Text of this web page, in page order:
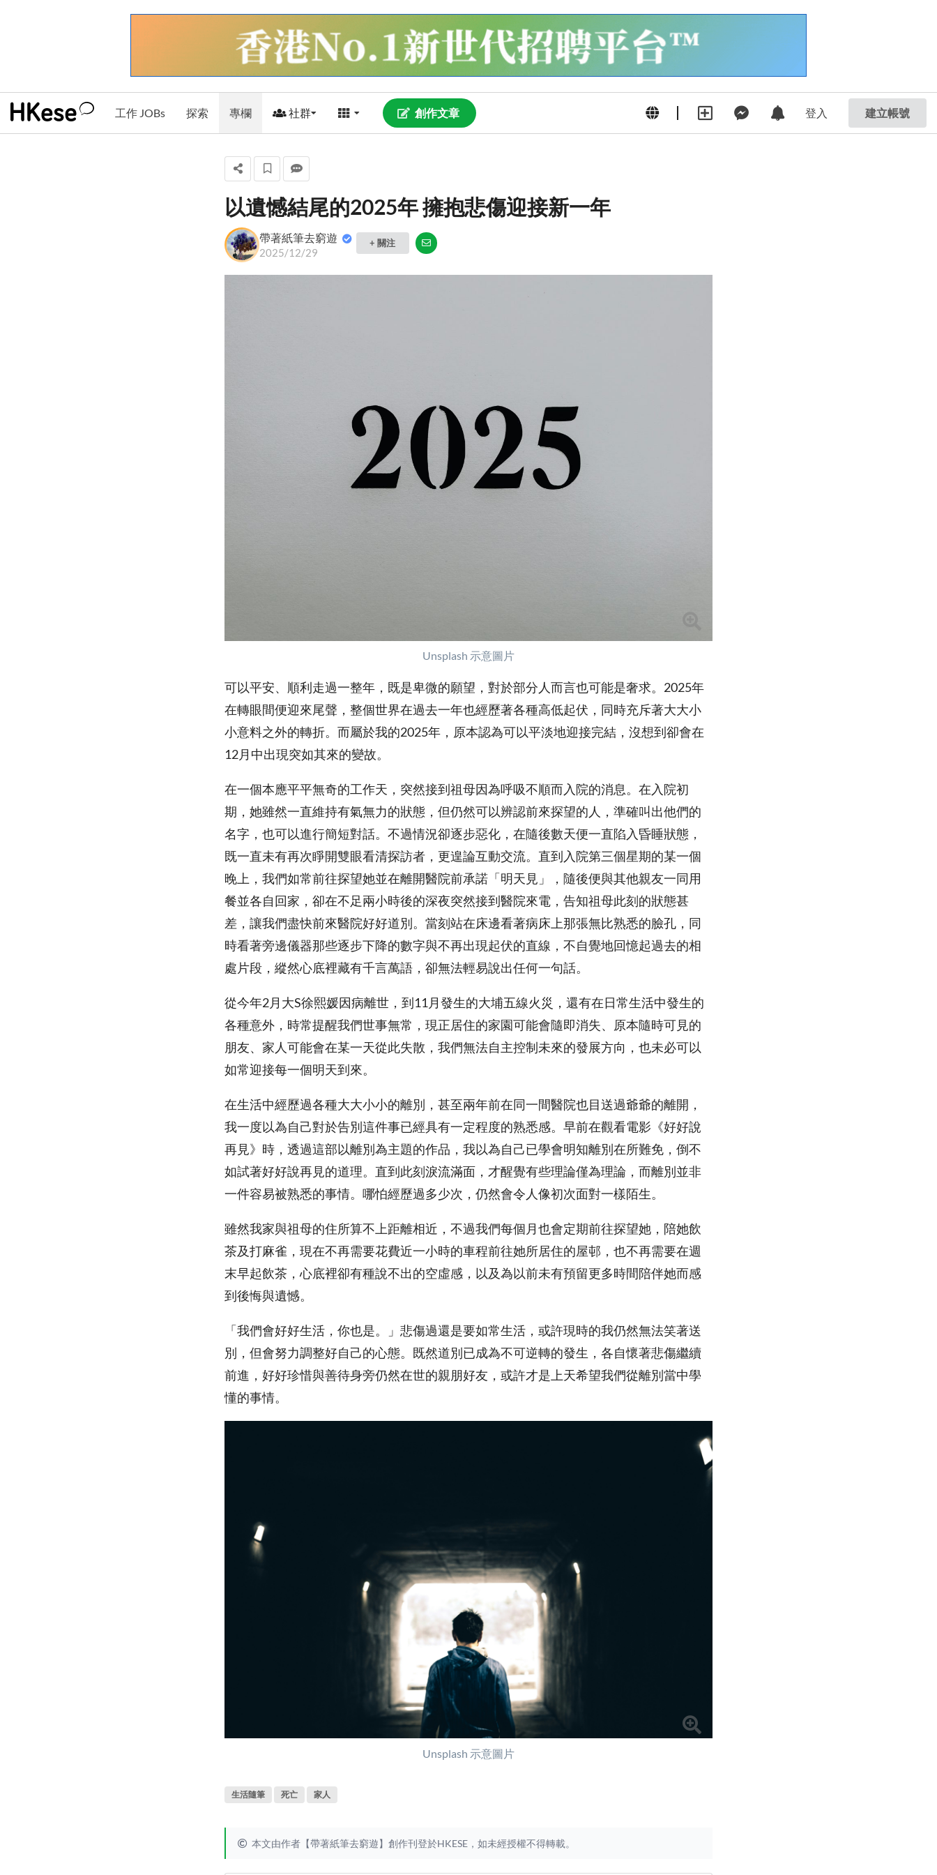
工作 JOBs 探索 專欄 社群 創作文章 登入 建立帳號
以遺憾結尾的2025年 擁抱悲傷迎接新一年
帶著紙筆去窮遊
2025/12/29
+ 關注
Unsplash 示意圖片
可以平安、順利走過一整年，既是卑微的願望，對於部分人而言也可能是奢求。2025年
在轉眼間便迎來尾聲，整個世界在過去一年也經歷著各種高低起伏，同時充斥著大大小
小意料之外的轉折。而屬於我的2025年，原本認為可以平淡地迎接完結，沒想到卻會在
12月中出現突如其來的變故。
在一個本應平平無奇的工作天，突然接到祖母因為呼吸不順而入院的消息。在入院初
期，她雖然一直維持有氣無力的狀態，但仍然可以辨認前來探望的人，準確叫出他們的
名字，也可以進行簡短對話。不過情況卻逐步惡化，在隨後數天便一直陷入昏睡狀態，
既一直未有再次睜開雙眼看清探訪者，更遑論互動交流。直到入院第三個星期的某一個
晚上，我們如常前往探望她並在離開醫院前承諾「明天見」，隨後便與其他親友一同用
餐並各自回家，卻在不足兩小時後的深夜突然接到醫院來電，告知祖母此刻的狀態甚
差，讓我們盡快前來醫院好好道別。當刻站在床邊看著病床上那張無比熟悉的臉孔，同
時看著旁邊儀器那些逐步下降的數字與不再出現起伏的直線，不自覺地回憶起過去的相
處片段，縱然心底裡藏有千言萬語，卻無法輕易說出任何一句話。
從今年2月大S徐熙媛因病離世，到11月發生的大埔五線火災，還有在日常生活中發生的
各種意外，時常提醒我們世事無常，現正居住的家園可能會隨即消失、原本隨時可見的
朋友、家人可能會在某一天從此失散，我們無法自主控制未來的發展方向，也未必可以
如常迎接每一個明天到來。
在生活中經歷過各種大大小小的離別，甚至兩年前在同一間醫院也目送過爺爺的離開，
我一度以為自己對於告別這件事已經具有一定程度的熟悉感。早前在觀看電影《好好說
再見》時，透過這部以離別為主題的作品，我以為自己已學會明知離別在所難免，倒不
如試著好好說再見的道理。直到此刻淚流滿面，才醒覺有些理論僅為理論，而離別並非
一件容易被熟悉的事情。哪怕經歷過多少次，仍然會令人像初次面對一樣陌生。
雖然我家與祖母的住所算不上距離相近，不過我們每個月也會定期前往探望她，陪她飲
茶及打麻雀，現在不再需要花費近一小時的車程前往她所居住的屋邨，也不再需要在週
末早起飲茶，心底裡卻有種說不出的空虛感，以及為以前未有預留更多時間陪伴她而感
到後悔與遺憾。
「我們會好好生活，你也是。」悲傷過還是要如常生活，或許現時的我仍然無法笑著送
別，但會努力調整好自己的心態。既然道別已成為不可逆轉的發生，各自懷著悲傷繼續
前進，好好珍惜與善待身旁仍然在世的親朋好友，或許才是上天希望我們從離別當中學
懂的事情。
Unsplash 示意圖片
生活隨筆 死亡 家人
本文由作者【帶著紙筆去窮遊】創作刊登於HKESE，如未經授權不得轉載。